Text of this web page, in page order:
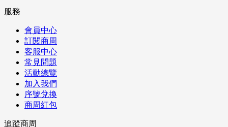
服務
會員中心
訂閱商周
客服中心
常見問題
活動總覽
加入我們
序號兌換
商周紅包
追蹤商周